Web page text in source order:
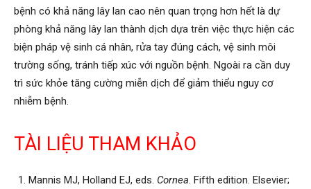
bệnh có khả năng lây lan cao nên quan trọng hơn hết là dự
phòng khả năng lây lan thành dịch dựa trên việc thực hiện các
biện pháp vệ sinh cá nhân, rửa tay đúng cách, vệ sinh môi
trường sống, tránh tiếp xúc với nguồn bệnh. Ngoài ra cần duy
trì sức khỏe tăng cường miễn dịch để giảm thiểu nguy cơ
nhiễm bệnh.
TÀI LIỆU THAM KHẢO
Mannis MJ, Holland EJ, eds. Cornea. Fifth edition. Elsevier;